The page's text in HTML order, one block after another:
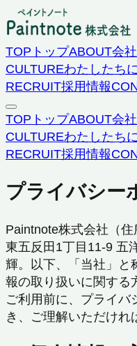
TOP トップABOUT会
CULTUREわたしたち
RECRUIT採用情報
TOP トップABOUT会
CULTUREわたしたち
RECRUIT採用情報
プライバシー
Paintnote株式会社（
東五反田1丁目11-9 五
輝。以下、「当社」と
報の取り扱いに関する
ご利用前に、プライバ
き、ご理解いただけれ